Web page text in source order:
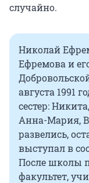
случайно.
Николай
Ефремова и
августа 1991
сестер:
Анна-Мария,
развелись,
выступал в
После школы
факультет,